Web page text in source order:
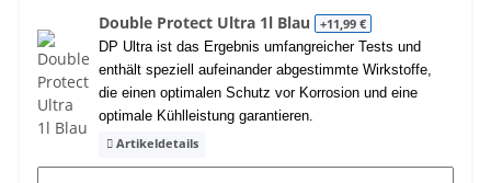
Double Protect Ultra 1l Blau +11,99 €
DP Ultra ist das Ergebnis umfangreicher Tests und
enthält speziell aufeinander abgestimmte Wirkstoffe,
die einen optimalen Schutz vor Korrosion und eine
optimale Kühlleistung garantieren.
Artikeldetails